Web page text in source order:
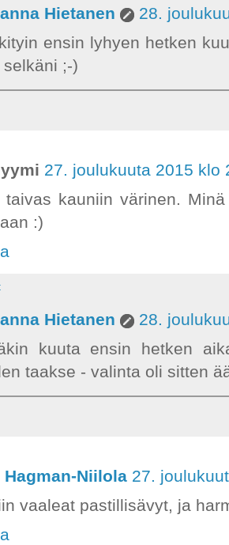
Hietanen
28.
ensin lyhyen hetken
;-)
27. joulukuuta 2015 klo
taivas kauniin värinen.
:)
Hietanen
28.
kuuta ensin hetken
taakse - valinta oli sitten
Hagman-Niilola 27.
vaaleat pastillisävyt, ja